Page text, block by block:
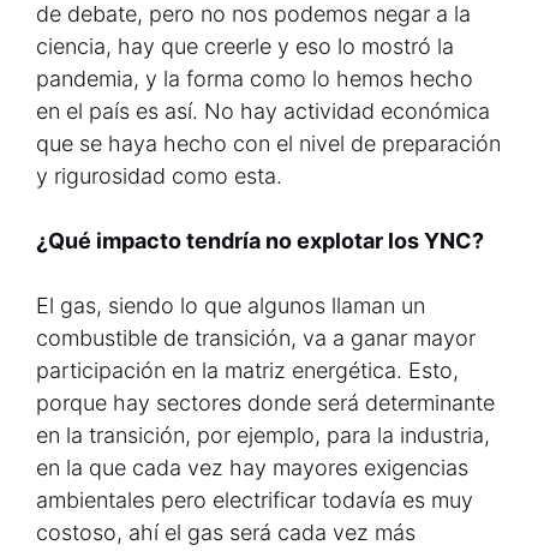
de debate, pero no nos podemos negar a la
ciencia, hay que creerle y eso lo mostró la
pandemia, y la forma como lo hemos hecho
en el país es así. No hay actividad económica
que se haya hecho con el nivel de preparación
y rigurosidad como esta.
¿Qué impacto tendría no explotar los YNC?
El gas, siendo lo que algunos llaman un
combustible de transición, va a ganar mayor
participación en la matriz energética. Esto,
porque hay sectores donde será determinante
en la transición, por ejemplo, para la industria,
en la que cada vez hay mayores exigencias
ambientales pero electrificar todavía es muy
costoso, ahí el gas será cada vez más